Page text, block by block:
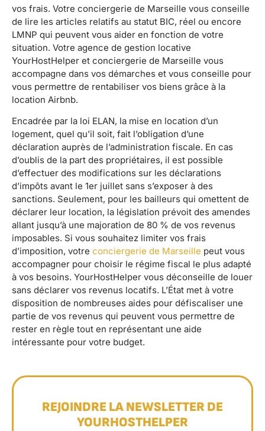
vos frais. Votre conciergerie de Marseille vous conseille
de lire les articles relatifs au statut BIC, réel ou encore
LMNP qui peuvent vous aider en fonction de votre
situation. Votre agence de gestion locative
YourHostHelper et conciergerie de Marseille vous
accompagne dans vos démarches et vous conseille pour
vous permettre de rentabiliser vos biens grâce à la
location Airbnb.
Encadrée par la loi ELAN, la mise en location d’un
logement, quel qu’il soit, fait l’obligation d’une
déclaration auprès de l’administration fiscale. En cas
d’oublis de la part des propriétaires, il est possible
d’effectuer des modifications sur les déclarations
d’impôts avant le 1er juillet sans s’exposer à des
sanctions. Seulement, pour les bailleurs qui omettent de
déclarer leur location, la législation prévoit des amendes
allant jusqu’à une majoration de 80 % de vos revenus
imposables. Si vous souhaitez limiter vos frais
d’imposition, votre conciergerie de Marseille peut vous
accompagner pour choisir le régime fiscal le plus adapté
à vos besoins. YourHostHelper vous déconseille de louer
sans déclarer vos revenus locatifs. L’État met à votre
disposition de nombreuses aides pour défiscaliser une
partie de vos revenus qui peuvent vous permettre de
rester en règle tout en représentant une aide
intéressante pour votre budget.
REJOINDRE LA NEWSLETTER DE
YOURHOSTHELPER